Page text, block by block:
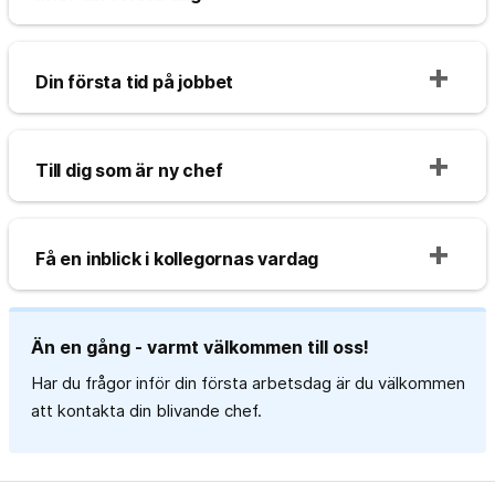
Din första tid på jobbet
Till dig som är ny chef
Få en inblick i kollegornas vardag
Än en gång - varmt välkommen till oss!
Har du frågor inför din första arbetsdag är du välkommen
att kontakta din blivande chef.